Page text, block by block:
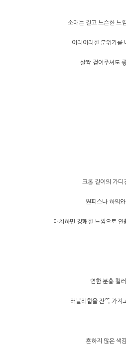
소매는 길고 느슨한 느
여리여리한 분위기를
살짝 걷어주셔도
크롭 길이의 가디
원피스나 하의와
매치하면 경쾌한 느낌으로 연
연한 분홍 컬
러블리함을 잔뜩 가지
흔하지 않은 색